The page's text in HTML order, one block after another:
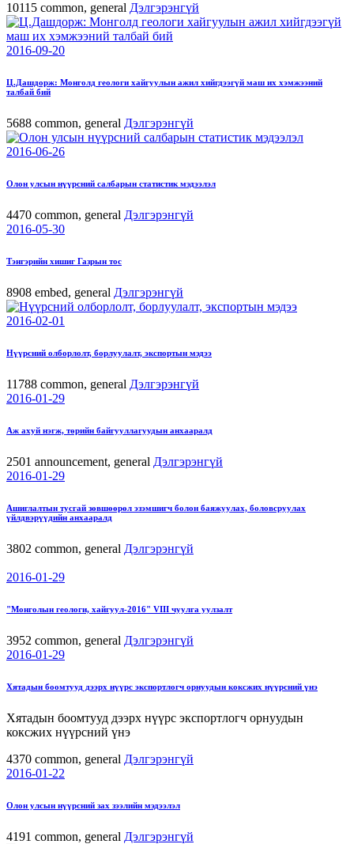
10115 common, general Дэлгэрэнгүй
2016-09-20
Ц.Дашдорж: Монголд геологи хайгуулын ажил хийгдээгүй маш их хэмжээний
талбай бий
5688 common, general Дэлгэрэнгүй
2016-06-26
Олон улсын нүүрсний салбарын статистик мэдээлэл
4470 common, general Дэлгэрэнгүй
2016-05-30
Тэнгэрийн хишиг Газрын тос
8908 embed, general Дэлгэрэнгүй
2016-02-01
Нүүрсний олборлолт, борлуулалт, экспортын мэдээ
11788 common, general Дэлгэрэнгүй
2016-01-29
Аж ахуй нэгж, төрийн байгууллагуудын анхааралд
2501 announcement, general Дэлгэрэнгүй
2016-01-29
Ашиглалтын тусгай зөвшөөрөл эзэмшигч болон баяжуулах, боловсруулах
үйлдвэрүүдийн анхааралд
3802 common, general Дэлгэрэнгүй
2016-01-29
"Монголын геологи, хайгуул-2016" VIII чуулга уулзалт
3952 common, general Дэлгэрэнгүй
2016-01-29
Хятадын боомтууд дээрх нүүрс экспортлогч орнуудын коксжих нүүрсний үнэ
Хятадын боомтууд дээрх нүүрс экспортлогч орнуудын
коксжих нүүрсний үнэ
4370 common, general Дэлгэрэнгүй
2016-01-22
Олон улсын нүүрсний зах зээлийн мэдээлэл
4191 common, general Дэлгэрэнгүй